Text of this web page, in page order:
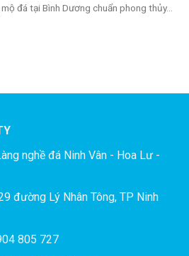
đá tại Bình Dương chuẩn phong thủy...
nghề đá Ninh Vân - Hoa Lư -
đường Lý Nhân Tông, TP Ninh
805 727